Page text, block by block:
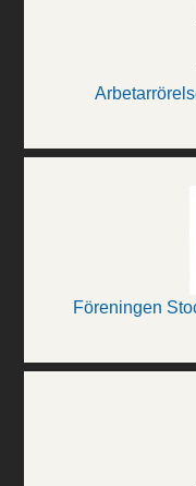
Föreningen